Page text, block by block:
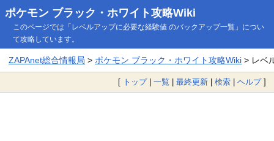
ポケモン ブラック・ホワイト攻略Wiki
このページでは「レベルアップに必要な経験値 のバックアップ一覧」につい
て攻略しています。
ZAPAnet総合情報局 > ポケモン ブラック・ホワイト攻略Wiki> レベ
[ トップ| 一覧 | 最終更新 | 検索 | ヘルプ]